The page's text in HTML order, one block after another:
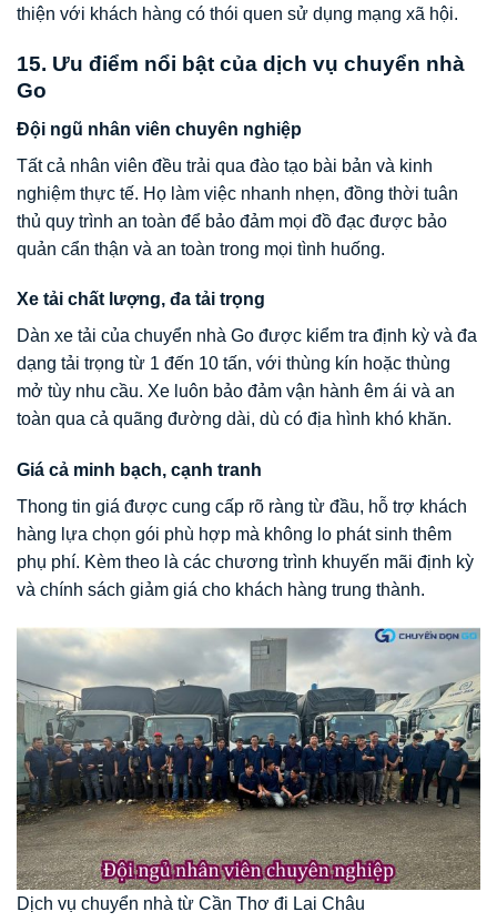
thiện với khách hàng có thói quen sử dụng mạng xã hội.
15. Ưu điểm nổi bật của dịch vụ chuyển nhà
Go
Đội ngũ nhân viên chuyên nghiệp
Tất cả nhân viên đều trải qua đào tạo bài bản và kinh
nghiệm thực tế. Họ làm việc nhanh nhẹn, đồng thời tuân
thủ quy trình an toàn để bảo đảm mọi đồ đạc được bảo
quản cẩn thận và an toàn trong mọi tình huống.
Xe tải chất lượng, đa tải trọng
Dàn xe tải của chuyển nhà Go được kiểm tra định kỳ và đa
dạng tải trọng từ 1 đến 10 tấn, với thùng kín hoặc thùng
mở tùy nhu cầu. Xe luôn bảo đảm vận hành êm ái và an
toàn qua cả quãng đường dài, dù có địa hình khó khăn.
Giá cả minh bạch, cạnh tranh
Thong tin giá được cung cấp rõ ràng từ đầu, hỗ trợ khách
hàng lựa chọn gói phù hợp mà không lo phát sinh thêm
phụ phí. Kèm theo là các chương trình khuyến mãi định kỳ
và chính sách giảm giá cho khách hàng trung thành.
Dịch vụ chuyển nhà từ Cần Thơ đi Lai Châu